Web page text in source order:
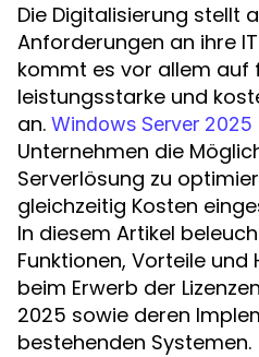
Die Digitalisierung stellt
Anforderungen an ihre
kommt es vor allem auf
leistungsstarke und
an. Windows Server 2025
Unternehmen die
Serverlösung zu
gleichzeitig Kosten
In diesem Artikel
Funktionen, Vorteile
beim Erwerb der
2025 sowie deren
bestehenden Systemen.